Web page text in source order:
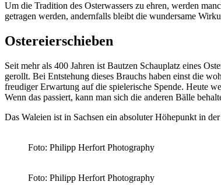
Um die Tradition des Osterwassers zu ehren, werden
getragen werden, andernfalls bleibt die wundersame
Ostereierschieben
Seit mehr als 400 Jahren ist Bautzen Schauplatz eines
gerollt. Bei Entstehung dieses Brauchs haben einst die
freudiger Erwartung auf die spielerische Spende. Heute
Wenn das passiert, kann man sich die anderen Bälle
Das Waleien ist in Sachsen ein absoluter Höhepunkt in
Foto: Philipp Herfort Photography
Foto: Philipp Herfort Photography